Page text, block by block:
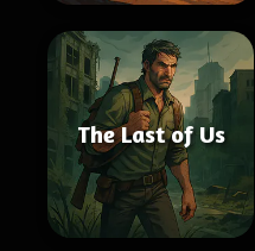
The Last of Us